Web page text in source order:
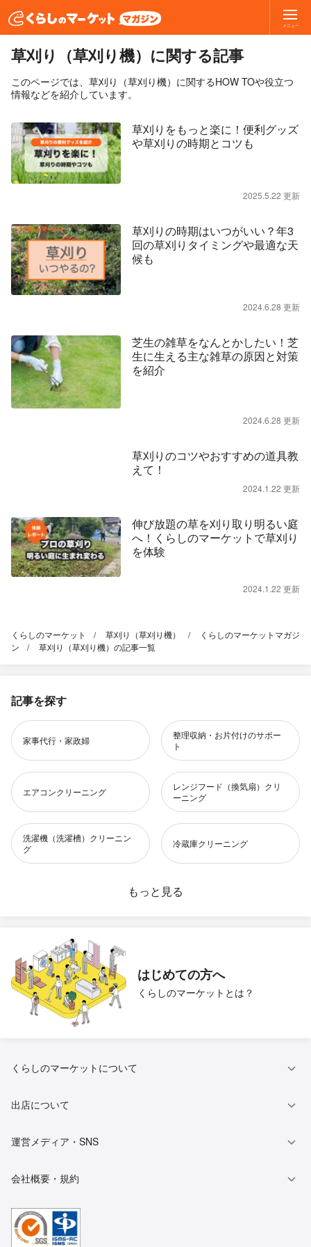
メニュー
草刈り（草刈り機）に関する記事
このページでは、草刈り（草刈り機）に関するHOW TOや役立つ
情報などを紹介しています。
草刈りをもっと楽に！便利グッズ
や草刈りの時期とコツも
2025.5.22 更新
草刈りの時期はいつがいい？年3
回の草刈りタイミングや最適な天
候も
2024.6.28 更新
芝生の雑草をなんとかしたい！芝
生に生える主な雑草の原因と対策
を紹介
2024.6.28 更新
草刈りのコツやおすすめの道具教
えて！
2024.1.22 更新
伸び放題の草を刈り取り明るい庭
へ！くらしのマーケットで草刈り
を体験
2024.1.22 更新
くらしのマーケット 草刈り（草刈り機）
くらしのマーケットマガジ
ン
草刈り（草刈り機）の記事一覧
記事を探す
家事代行・家政婦
整理収納・お片付けのサポー
ト
エアコンクリーニング
レンジフード（換気扇）クリ
ーニング
洗濯機（洗濯槽）クリーニン
グ
冷蔵庫クリーニング
お風呂（浴室）クリーニング
トイレクリーニング キッチンクリーニング
ハウスクリーニング
窓・サッシの掃除
抗菌（触媒）コーティング
ソファークリーニング
玄関タイルクリーニング
仏壇掃除・修理
もっと見る
はじめての方へ
くらしのマーケットとは？
くらしのマーケットについて
出店について
運営メディア・SNS
会社概要・規約